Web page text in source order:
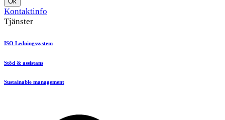
Kontaktinfo
Tjänster
ISO Ledningssystem
Stöd & assistans
Sustainable management